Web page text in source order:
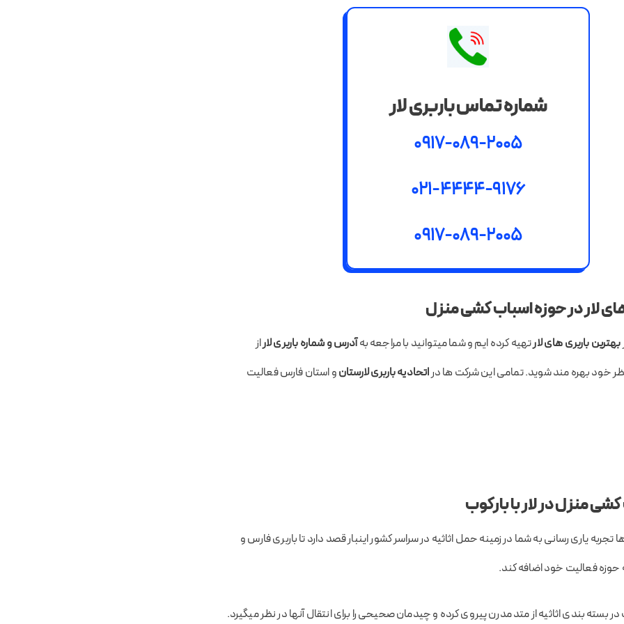
شماره تماس باربری لار
0917-089-2005
021-4444-9176
0917-089-2005
لار در حوزه اسباب کشی منزل
بهترین باربری های لارتهیه کرده ایم و شما میتوانید با مراجعه بهآدرس و شماره باربری لاراز
خود بهره مند شوید. تمامی این شرکت ها در اتحادیه باربری لارستانو استان فارس فعالیت
منزل در لار با بارکوب
یاری رسانی به شما در زمینه حمل اثاثیه در سراسر کشور اینبار قصد دارد تا باربری فارس و
حوزه فعالیت خود اضافه کند.
بندی اثاثیه از متد مدرن پیروی کرده‌‌ و چیدمان صحیحی را برای انتقال آنها در نظر میگیرد.